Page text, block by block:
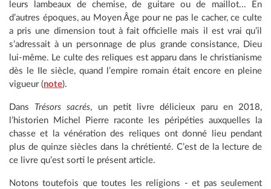
leurs lambeaux de chemise, de guitare ou de maillot... En
d’autres époques, au Moyen Âge pour ne pas le cacher, ce culte
a pris une dimension tout à fait officielle mais il est vrai qu’il
s’adressait à un personnage de plus grande consistance, Dieu
lui-même. Le culte des reliques est apparu dans le christianisme
dès le IIe siècle, quand l’empire romain était encore en pleine
vigueur (note).
Dans Trésors sacrés, un petit livre délicieux paru en 2018,
l’historien Michel Pierre raconte les péripéties auxquelles la
chasse et la vénération des reliques ont donné lieu pendant
plus de quinze siècles dans la chrétienté. C’est de la lecture de
ce livre qu’est sorti le présent article.
Notons toutefois que toutes les religions - et pas seulement